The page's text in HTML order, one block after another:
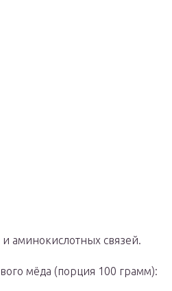
аминокислотных связей.
мёда (порция 100 грамм):